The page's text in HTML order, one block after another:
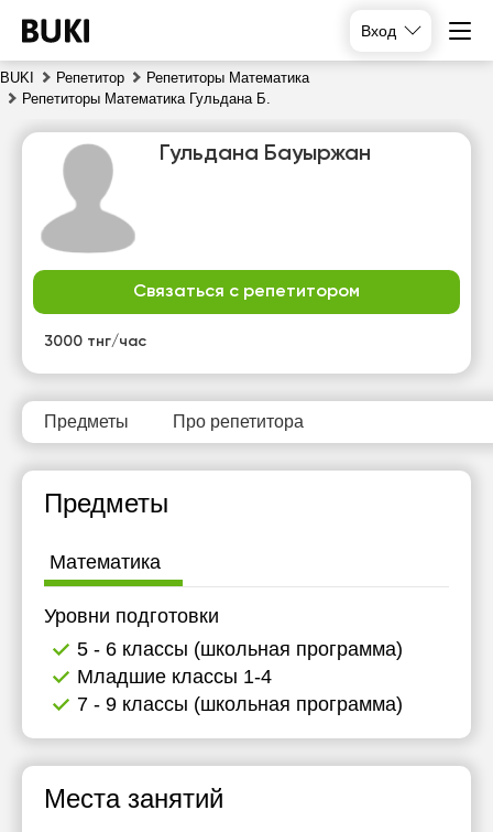
Вход
BUKI Репетитор
Репетиторы Математика
Репетиторы Математика Гульдана Б.
Гульдана Бауыржан
Связаться с репетитором
3000 тнг/час
Предметы Про репетитора
Предметы
Математика
Уровни подготовки
5 - 6 классы (школьная программа)
Младшие классы 1-4
7 - 9 классы (школьная программа)
Места занятий
сб
вс
Нет
свободных
часов
Нет
свободных
часов
Нет
свободных
часов
Нет
свободных